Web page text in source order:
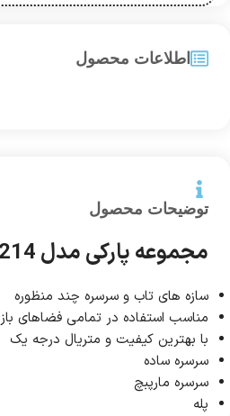
توضیحات محصول
مجموعه پارکی مدل PS1214
سازه های تاب و سرسره چند منظوره
مناسب استفاده در تمامی فضاهای باز
با بهترین کیفیت و متریال درجه یک
سرسره ساده
سرسره مارپبچ
پله
اطلاعات محصول